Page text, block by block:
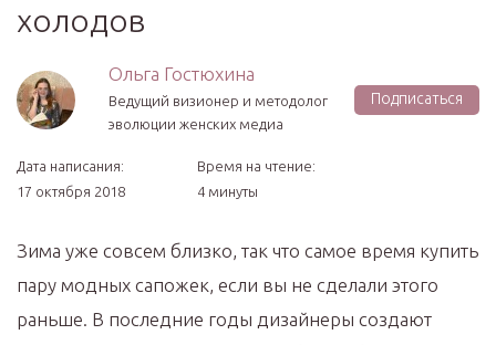
холодов
Ольга Гостюхина
Ведущий визионер и методолог
эволюции женских медиа
Подписаться
Дата написания:
17 октября 2018
Время на чтение:
4 минуты
Зима уже совсем близко, так что самое время купить
пару модных сапожек, если вы не сделали этого
раньше. В последние годы дизайнеры создают